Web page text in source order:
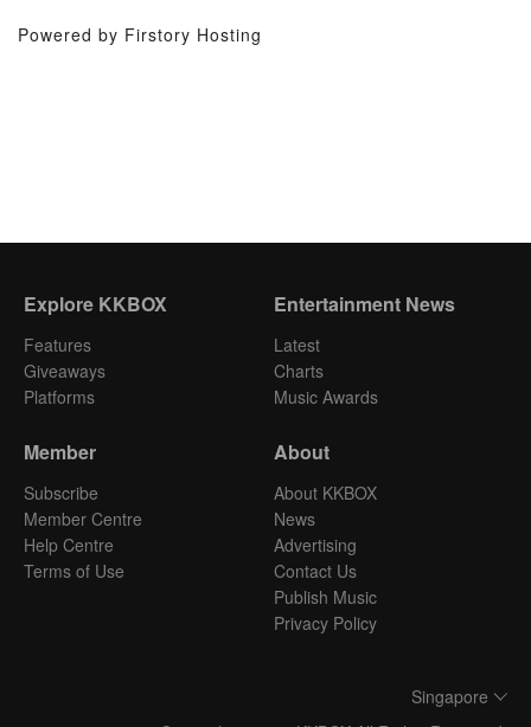
Powered by Firstory Hosting
Explore KKBOX
Features
Giveaways
Platforms
Entertainment News
Latest
Charts
Music Awards
Member
Subscribe
Member Centre
Help Centre
Terms of Use
About
About KKBOX
News
Advertising
Contact Us
Publish Music
Privacy Policy
Singapore